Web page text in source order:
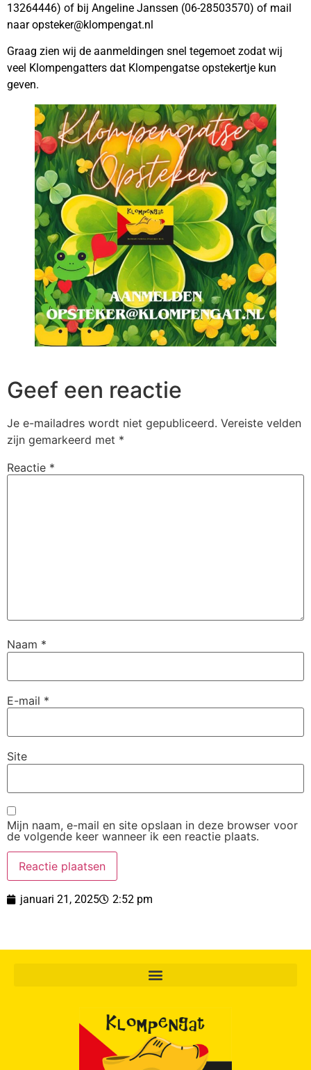
13264446) of bij Angeline Janssen (06-28503570) of mail
naar opsteker@klompengat.nl
Graag zien wij de aanmeldingen snel tegemoet zodat wij
veel Klompengatters dat Klompengatse opstekertje kun
geven.
Geef een reactie
Je e-mailadres wordt niet gepubliceerd. Vereiste velden
zijn gemarkeerd met *
Reactie *
Naam *
E-mail *
Site
Mijn naam, e-mail en site opslaan in deze browser voor
de volgende keer wanneer ik een reactie plaats.
januari 21, 2025 2:52 pm